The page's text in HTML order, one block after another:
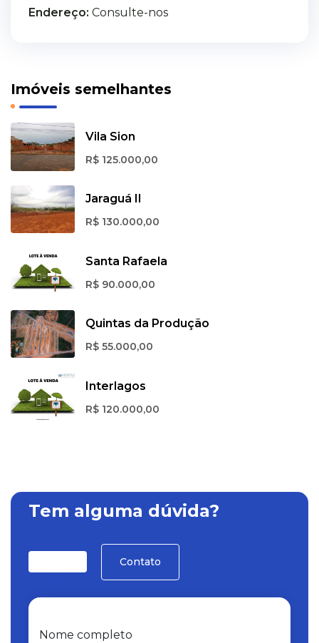
Endereço: Consulte-nos
Imóveis semelhantes
Vila Sion
R$ 125.000,00
Jaraguá II
R$ 130.000,00
Santa Rafaela
R$ 90.000,00
Quintas da Produção
R$ 55.000,00
Interlagos
R$ 120.000,00
Tem alguma dúvida?
Contato
Nome completo